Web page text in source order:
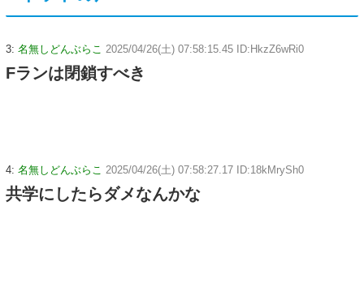
3: 名無しどんぶらこ 2025/04/26(土) 07:58:15.45 ID:HkzZ6wRi0
Fランは閉鎖すべき
4: 名無しどんぶらこ 2025/04/26(土) 07:58:27.17 ID:18kMrySh0
共学にしたらダメなんかな